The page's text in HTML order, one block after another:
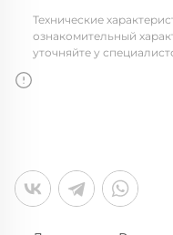
Технические
ознакомительный
уточняйте у